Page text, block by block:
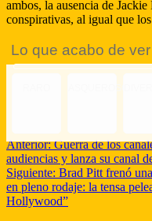
ambos, la ausencia de
conspirativas, al igual que
Lo que acabo de
Anterior:Guerra de los
audiencias y lanza su canal
Siguiente: Brad Pitt frenó
en pleno rodaje: la tensa
Hollywood”